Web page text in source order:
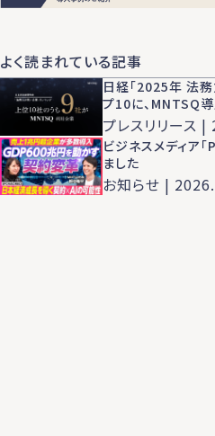
よく読まれている記事
日経「2025年 法務
プ10に、MNTSQ
プレスリリース
ビジネスメディア
ました
お知らせ |